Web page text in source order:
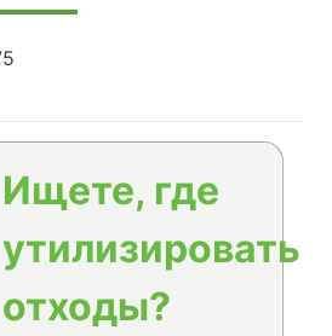
Ищете, где
утилизировать
отходы?